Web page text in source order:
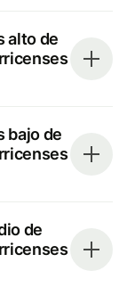
alto de
bajo de
de